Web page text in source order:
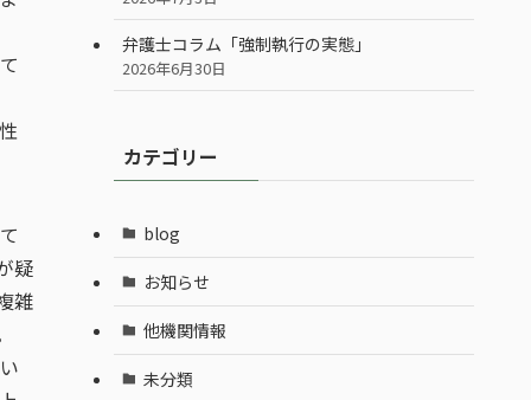
疑
雑
弁護士コラム「強制執行の実態」
2026年6月30日
カテゴリー
blog
お知らせ
他機関情報
未分類